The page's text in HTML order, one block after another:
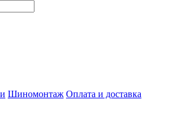
Шиномонтаж Оплата и доставка